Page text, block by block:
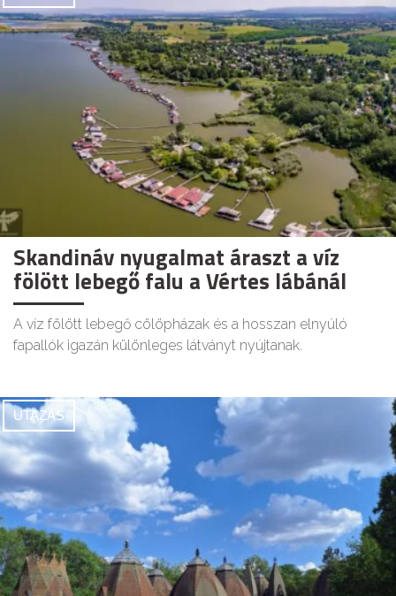
Skandináv nyugalmat áraszt a víz
fölött lebegő falu a Vértes lábánál
A víz fölött lebegő cölöpházak és a hosszan elnyúló
fapallók igazán különleges látványt nyújtanak.
UTAZÁS